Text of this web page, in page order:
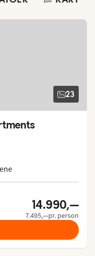
23
4/5 4.2 of 5
14.990,—
7.495,—pr. person